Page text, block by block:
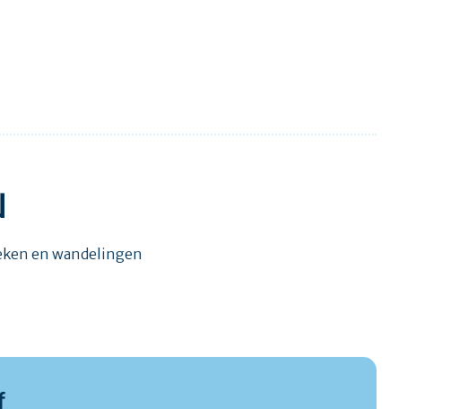
en wandelingen